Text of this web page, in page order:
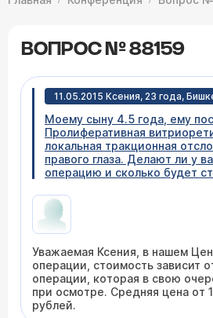
ВОПРОС № 88159
11.05.2015 Ксения, 23 года,
Моему сыну 4.5 года, ему
Пролиферативная
локальная тракционная
правого глаза. Делают ли у
операцию и сколько будет
Уважаемая Ксения, в нашем
операции, стоимость зависит
операции, которая в свою
при осмотре. Средняя цена от
рублей.